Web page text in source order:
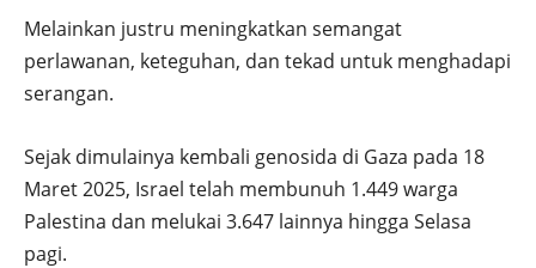
Melainkan justru meningkatkan semangat
perlawanan, keteguhan, dan tekad untuk menghadapi
serangan.
Sejak dimulainya kembali genosida di Gaza pada 18
Maret 2025, Israel telah membunuh 1.449 warga
Palestina dan melukai 3.647 lainnya hingga Selasa
pagi.